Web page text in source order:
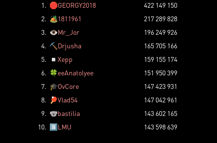
1. 🛑GEORGY2018
422 149 150
2. 🏕️1811961
217 289 828
3. 👁️Mr_Jor
196 249 926
4. ⛏️ Drjusha
165 705 166
5.
◽ Xepp
159 155 174
6. 🍀eeAnatolyee
151 950 399
7. 🎓OvCore
147 423 931
8.
🏓Vlad54
147 042 961
9. 🐨bastilia
143 602 165
10. 8️⃣LMU 143 598 639